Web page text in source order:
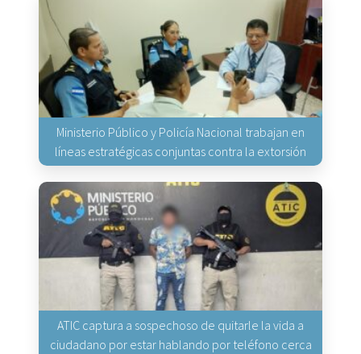
Ministerio Público y Policía Nacional trabajan en
líneas estratégicas conjuntas contra la extorsión
ATIC captura a sospechoso de quitarle la vida a
ciudadano por estar hablando por teléfono cerca